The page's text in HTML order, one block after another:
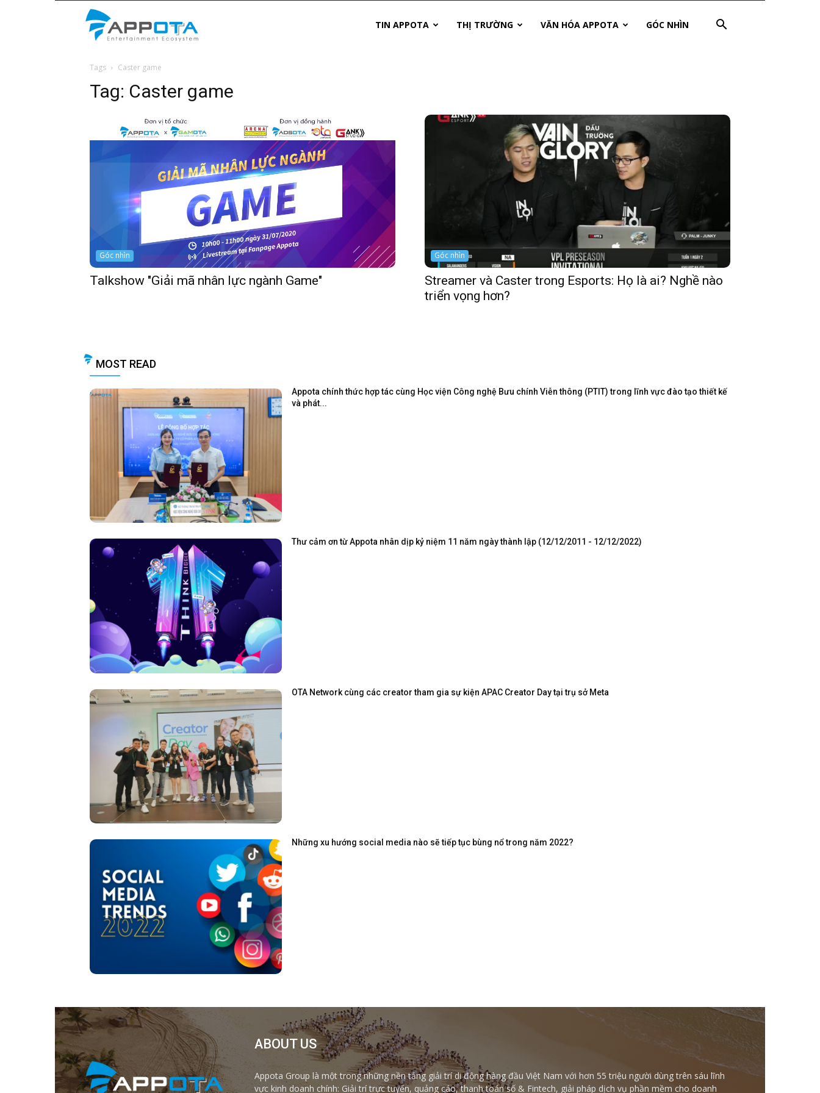
TIN APPOTA THỊ TRƯỜNG VĂN HÓA APPOTA GÓC NHÌN
Tags Caster game
Tag: Caster game
Góc nhìn
Talkshow "Giải mã nhân lực ngành Game"
Góc nhìn
Streamer và Caster trong Esports: Họ là ai? Nghề nào
triển vọng hơn?
MOST READ
Appota chính thức hợp tác cùng Học viện Công nghệ Bưu chính Viễn thông (PTIT) trong lĩnh vực đào tạo thiết kế
và phát...
Thư cảm ơn từ Appota nhân dịp kỷ niệm 11 năm ngày thành lập (12/12/2011 - 12/12/2022)
OTA Network cùng các creator tham gia sự kiện APAC Creator Day tại trụ sở Meta
Những xu hướng social media nào sẽ tiếp tục bùng nổ trong năm 2022?
ABOUT US
Appota Group là một trong những nền tảng giải trí di động hàng đầu Việt Nam với hơn 55 triệu người dùng trên sáu lĩnh
vực kinh doanh chính: Giải trí trực tuyến, quảng cáo, thanh toán số & Fintech, giải pháp dịch vụ phần mềm cho doanh